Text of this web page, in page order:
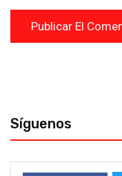
Síguenos